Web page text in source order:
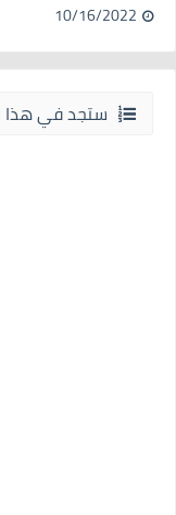
ستجد في هذا